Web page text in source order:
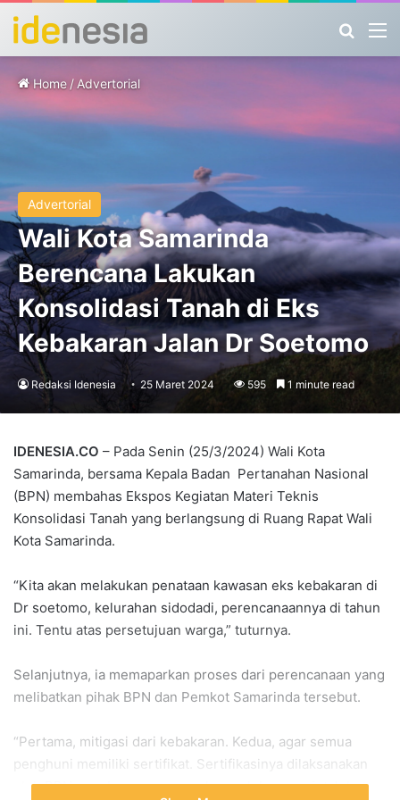
Home / Advertorial
Advertorial
Wali Kota Samarinda
Berencana Lakukan
Konsolidasi Tanah di Eks
Kebakaran Jalan Dr Soetomo
Redaksi Idenesia 25 Maret 2024 595 1 minute read
IDENESIA.CO – Pada Senin (25/3/2024) Wali Kota
Samarinda, bersama Kepala Badan Pertanahan Nasional
(BPN) membahas Ekspos Kegiatan Materi Teknis
Konsolidasi Tanah yang berlangsung di Ruang Rapat Wali
Kota Samarinda.
“Kita akan melakukan penataan kawasan eks kebakaran di
Dr soetomo, kelurahan sidodadi, perencanaannya di tahun
ini. Tentu atas persetujuan warga,” tuturnya.
Selanjutnya, ia memaparkan proses dari perencanaan yang
melibatkan pihak BPN dan Pemkot Samarinda tersebut.
“Pertama, mitigasi dari kebakaran. Kedua, agar semua
penghuni memiliki sertifikat. Sertifikasinya dilaksanakan
oleh BPN, pembangunan rumahnya oleh pemerintah kota.